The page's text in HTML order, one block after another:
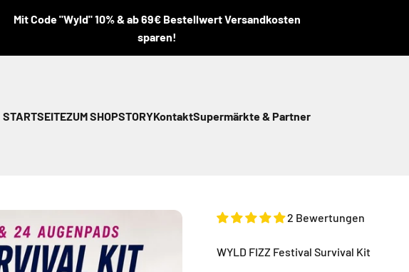
Mit Code "Wyld" 10% & ab 69€ Bestellwert Versandkosten
sparen!
STARTSEITEZUM SHOPSTORYKontaktSupermärkte & Partner
2 Bewertungen
WYLD FIZZ Festival Survival Kit